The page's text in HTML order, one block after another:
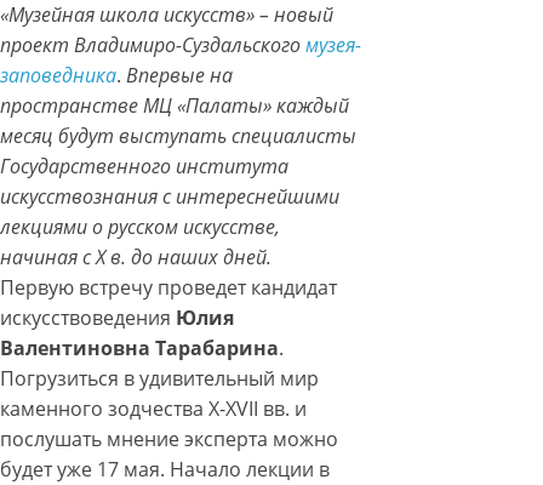
«Музейная школа искусств» – новый
проект Владимиро-Суздальскогомузея-
заповедника. Впервые на
пространстве МЦ «Палаты» каждый
месяц будут выступать специалисты
Государственного института
искусствознания с интереснейшими
лекциями о русском искусстве,
начиная с X в. до наших дней.
Первую встречу проведет кандидат
искусствоведения Юлия
Валентиновна Тарабарина.
Погрузиться в удивительный мир
каменного зодчества X-XVII вв. и
послушать мнение эксперта можно
будет уже 17 мая. Начало лекции в